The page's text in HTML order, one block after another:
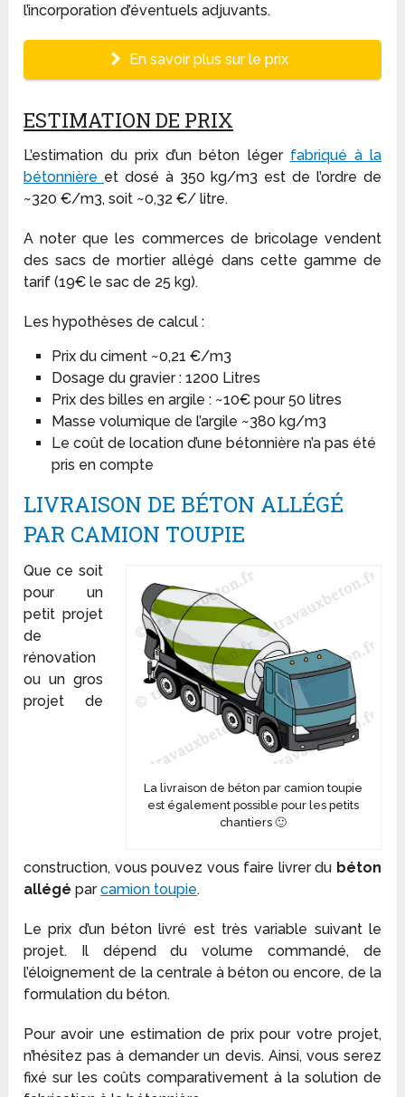
l’incorporation d’éventuels adjuvants.
En savoir plus sur le prix
ESTIMATION DE PRIX
L’estimation du prix d’un béton léger fabriqué à la
bétonnière et dosé à 350 kg/m3 est de l’ordre de
~320 €/m3, soit ~0,32 €/ litre.
A noter que les commerces de bricolage vendent
des sacs de mortier allégé dans cette gamme de
tarif (19€ le sac de 25 kg).
Les hypothèses de calcul :
Prix du ciment ~0,21 €/m3
Dosage du gravier : 1200 Litres
Prix des billes en argile : ~10€ pour 50 litres
Masse volumique de l’argile ~380 kg/m3
Le coût de location d’une bétonnière n’a pas été
pris en compte
LIVRAISON DE BÉTON ALLÉGÉ
PAR CAMION TOUPIE
La livraison de béton par camion toupie
est également possible pour les petits
chantiers 🙂
Que ce soit
pour un
petit projet
de
rénovation
ou un gros
projet de
construction, vous pouvez vous faire livrer du béton
allégé parcamion toupie.
Le prix d’un béton livré est très variable suivant le
projet. Il dépend du volume commandé, de
l’éloignement de la centrale à béton ou encore, de la
formulation du béton.
Pour avoir une estimation de prix pour votre projet,
n’hésitez pas à demander un devis. Ainsi, vous serez
fixé sur les coûts comparativement à la solution de